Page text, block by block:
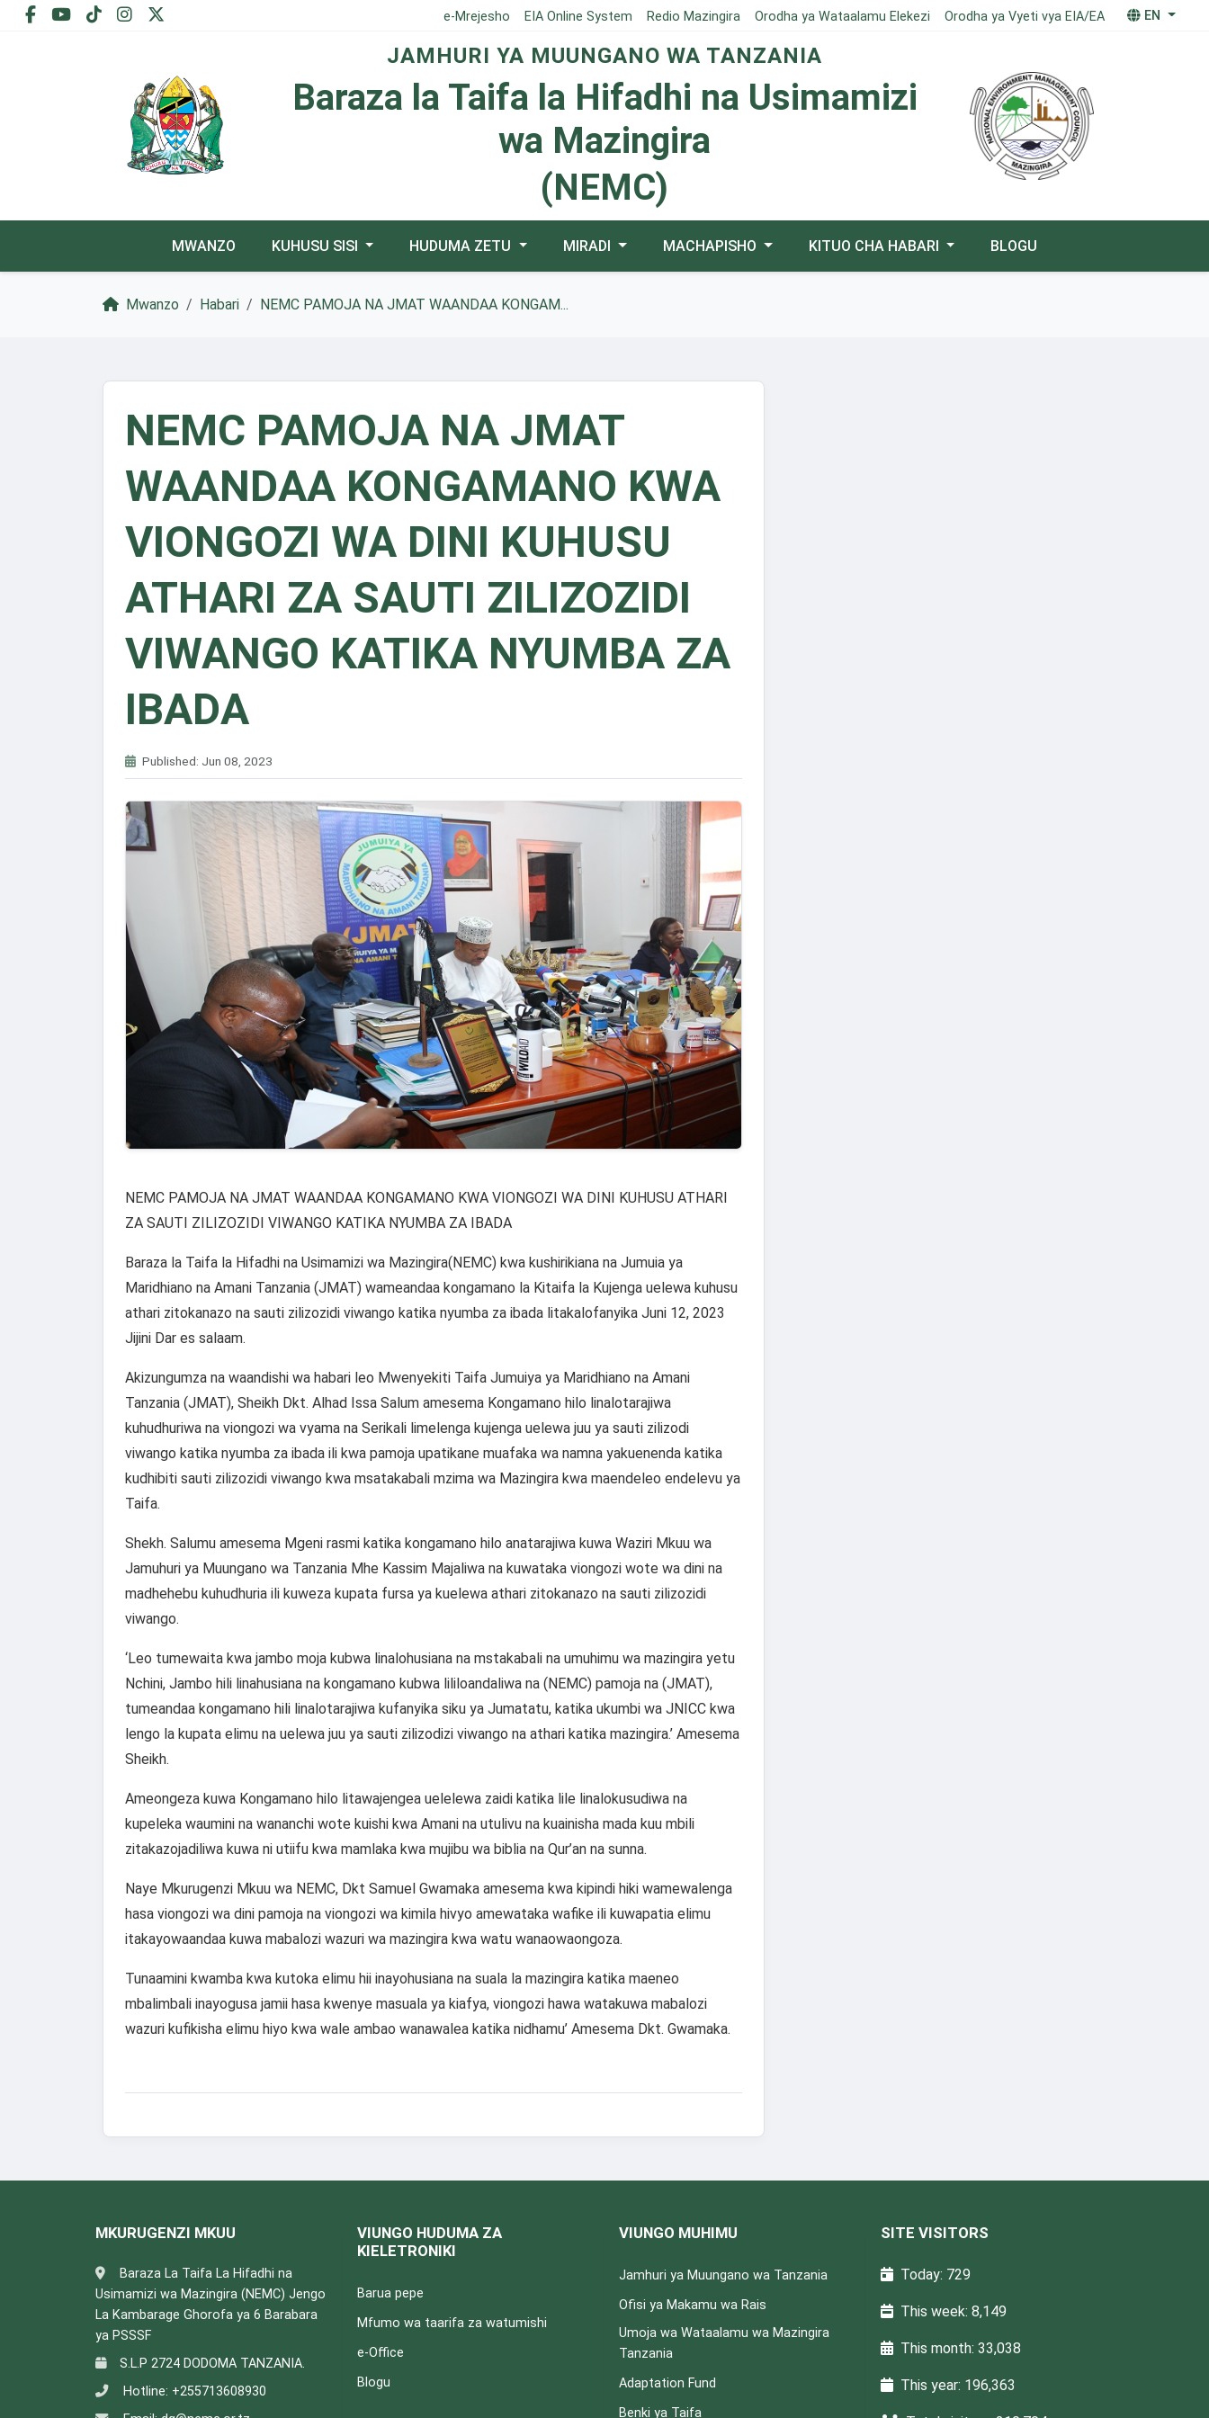
e-Mrejesho EIA Online System Redio Mazingira Orodha ya Wataalamu Elekezi Orodha ya Vyeti vya EIA/EA EN
JAMHURI YA MUUNGANO WA TANZANIA
Baraza la Taifa la Hifadhi na Usimamizi
wa Mazingira
(NEMC)
MWANZO KUHUSU SISI HUDUMA ZETU MIRADI MACHAPISHO KITUO CHA HABARI BLOGU
Mwanzo Habari ​NEMC PAMOJA NA JMAT WAANDAA KONGAM...
​NEMC PAMOJA NA JMAT
WAANDAA KONGAMANO KWA
VIONGOZI WA DINI KUHUSU
ATHARI ZA SAUTI ZILIZOZIDI
VIWANGO KATIKA NYUMBA ZA
IBADA
Published: Jun 08, 2023
NEMC PAMOJA NA JMAT WAANDAA KONGAMANO KWA VIONGOZI WA DINI KUHUSU ATHARI
ZA SAUTI ZILIZOZIDI VIWANGO KATIKA NYUMBA ZA IBADA
Baraza la Taifa la Hifadhi na Usimamizi wa Mazingira(NEMC) kwa kushirikiana na Jumuia ya
Maridhiano na Amani Tanzania (JMAT) wameandaa kongamano la Kitaifa la Kujenga uelewa kuhusu
athari zitokanazo na sauti zilizozidi viwango katika nyumba za ibada litakalofanyika Juni 12, 2023
Jijini Dar es salaam.
Akizungumza na waandishi wa habari leo Mwenyekiti Taifa Jumuiya ya Maridhiano na Amani
Tanzania (JMAT), Sheikh Dkt. Alhad Issa Salum amesema Kongamano hilo linalotarajiwa
kuhudhuriwa na viongozi wa vyama na Serikali limelenga kujenga uelewa juu ya sauti zilizodi
viwango katika nyumba za ibada ili kwa pamoja upatikane muafaka wa namna yakuenenda katika
kudhibiti sauti zilizozidi viwango kwa msatakabali mzima wa Mazingira kwa maendeleo endelevu ya
Taifa.
Shekh. Salumu amesema Mgeni rasmi katika kongamano hilo anatarajiwa kuwa Waziri Mkuu wa
Jamuhuri ya Muungano wa Tanzania Mhe Kassim Majaliwa na kuwataka viongozi wote wa dini na
madhehebu kuhudhuria ili kuweza kupata fursa ya kuelewa athari zitokanazo na sauti zilizozidi
viwango.
‘Leo tumewaita kwa jambo moja kubwa linalohusiana na mstakabali na umuhimu wa mazingira yetu
Nchini, Jambo hili linahusiana na kongamano kubwa lililoandaliwa na (NEMC) pamoja na (JMAT),
tumeandaa kongamano hili linalotarajiwa kufanyika siku ya Jumatatu, katika ukumbi wa JNICC kwa
lengo la kupata elimu na uelewa juu ya sauti zilizodizi viwango na athari katika mazingira.’ Amesema
Sheikh.
Ameongeza kuwa Kongamano hilo litawajengea uelelewa zaidi katika lile linalokusudiwa na
kupeleka waumini na wananchi wote kuishi kwa Amani na utulivu na kuainisha mada kuu mbili
zitakazojadiliwa kuwa ni utiifu kwa mamlaka kwa mujibu wa biblia na Qur’an na sunna.
Naye Mkurugenzi Mkuu wa NEMC, Dkt Samuel Gwamaka amesema kwa kipindi hiki wamewalenga
hasa viongozi wa dini pamoja na viongozi wa kimila hivyo amewataka wafike ili kuwapatia elimu
itakayowaandaa kuwa mabalozi wazuri wa mazingira kwa watu wanaowaongoza.
Tunaamini kwamba kwa kutoka elimu hii inayohusiana na suala la mazingira katika maeneo
mbalimbali inayogusa jamii hasa kwenye masuala ya kiafya, viongozi hawa watakuwa mabalozi
wazuri kufikisha elimu hiyo kwa wale ambao wanawalea katika nidhamu’ Amesema Dkt. Gwamaka.
MKURUGENZI MKUU
Baraza La Taifa La Hifadhi na
Usimamizi wa Mazingira (NEMC) Jengo
La Kambarage Ghorofa ya 6 Barabara
ya PSSSF
S.L.P 2724 DODOMA TANZANIA.
Hotline: +255713608930
VIUNGO HUDUMA ZA
KIELETRONIKI
Barua pepe
Mfumo wa taarifa za watumishi
e-Office
Blogu
VIUNGO MUHIMU
Jamhuri ya Muungano wa Tanzania
Ofisi ya Makamu wa Rais
Umoja wa Wataalamu wa Mazingira
Tanzania
Adaptation Fund
Benki ya Taifa
SITE VISITORS
Today: 729
This week: 8,149
This month: 33,038
This year: 196,363